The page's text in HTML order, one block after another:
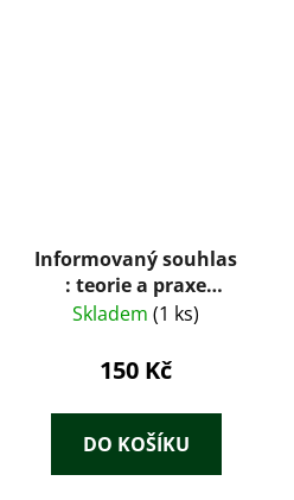
Informovaný souhlas
: teorie a praxe
informovaného
zdravotnictví
Skladem (1 ks)
150 Kč
DO KOŠÍKU